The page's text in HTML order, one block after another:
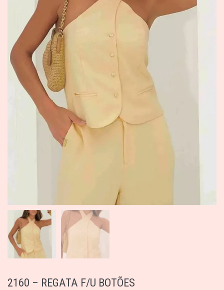
2160 – REGATA F/U BOTÕES